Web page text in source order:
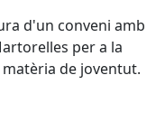
d'un conveni amb
per a la
de joventut.